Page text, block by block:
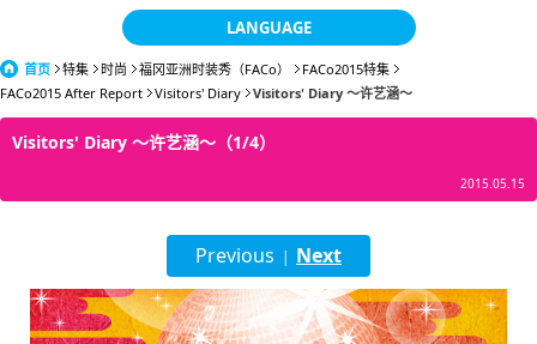
LANGUAGE
日本語
한국어
English
ภาษาไทย
首页 特集 时尚 福冈亚洲时装秀（FACo）
FACo2015特集
FACo2015 After Report
Visitors' Diary Visitors' Diary ～许艺涵～
Visitors' Diary ～许艺涵～（1/4）
2015.05.15
Previous | Next